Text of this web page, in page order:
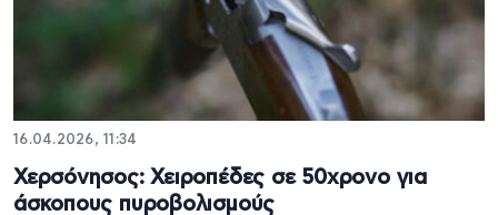
16.04.2026, 11:34
Χερσόνησος: Χειροπέδες σε 50χρονο για
άσκοπους πυροβολισμούς